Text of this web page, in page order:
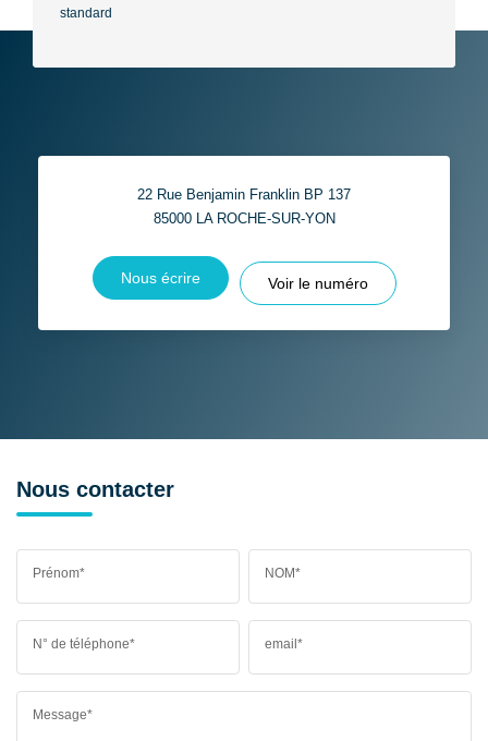
standard
22 Rue Benjamin Franklin BP 137
85000 LA ROCHE-SUR-YON
Nous écrire Voir le numéro
Nous contacter
Prénom* NOM*
N° de téléphone* email*
Message*